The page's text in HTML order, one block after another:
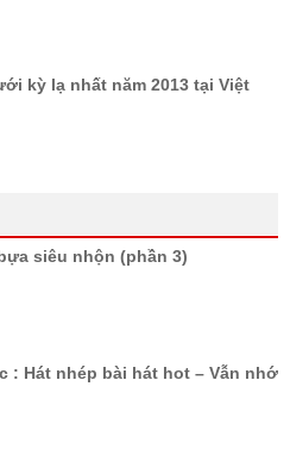
kỳ lạ nhất năm 2013 tại Việt
siêu nhộn (phần 3)
: Hát nhép bài hát hot – Vẫn nhớ